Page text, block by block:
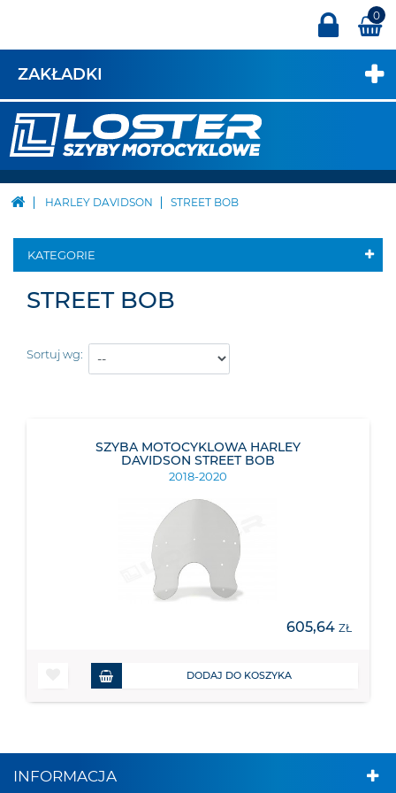
0
ZAKŁADKI
HARLEY DAVIDSON STREET BOB
KATEGORIE
STREET BOB
Sortuj wg:
SZYBA MOTOCYKLOWA HARLEY
DAVIDSON STREET BOB
2018-2020
605,64 ZŁ
DODAJ DO KOSZYKA
INFORMACJA